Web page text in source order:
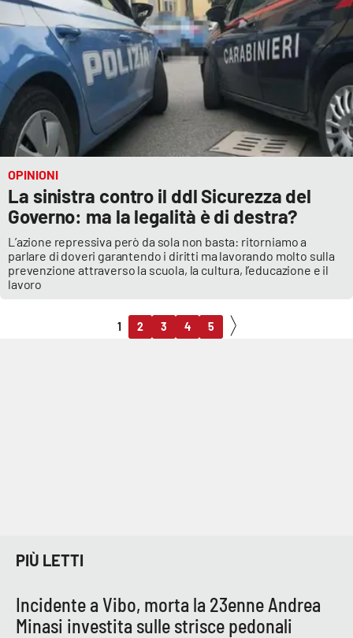
OPINIONI
La sinistra contro il ddl Sicurezza del
Governo: ma la legalità è di destra?
L’azione repressiva però da sola non basta: ritorniamo a
parlare di doveri garantendo i diritti ma lavorando molto sulla
prevenzione attraverso la scuola, la cultura, l’educazione e il
lavoro
1 2 3 4 5
PIÙ LETTI
Incidente a Vibo, morta la 23enne Andrea
Minasi investita sulle strisce pedonali